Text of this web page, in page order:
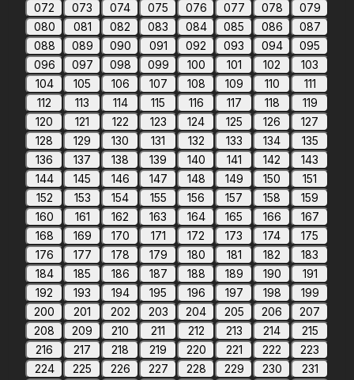
072
073 074 075 076 077 078
079
080
081 082 083 084 085 086
087
088
089 090 091 092 093 094
095
096
097 098 099 100 101 102
103
104
105 106 107 108 109 110
111
112
113 114 115 116 117 118
119
120
121 122 123 124 125 126
127
128
129 130 131 132 133 134
135
136
137 138 139 140 141 142
143
144
145 146 147 148 149 150
151
152
153 154 155 156 157 158
159
160
161 162 163 164 165 166
167
168
169 170 171 172 173 174
175
176
177 178 179 180 181 182
183
184
185 186 187 188 189 190
191
192
193 194 195 196 197 198
199
200
201 202 203 204 205 206
207
208
209 210 211 212 213 214
215
216
217 218 219 220 221 222
223
224
225 226 227 228 229 230
231